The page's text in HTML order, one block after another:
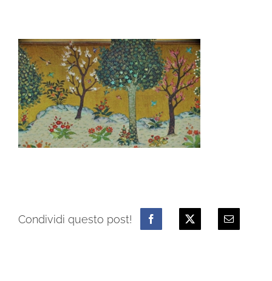
Condividi questo post!